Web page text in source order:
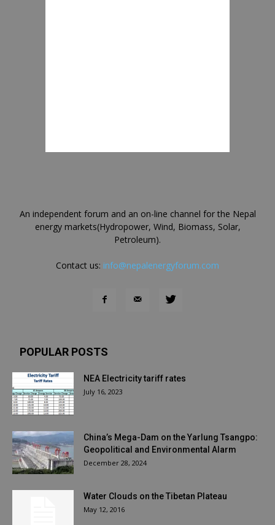
An independent forum and an on-line channel for the Nepal
energy markets(Hydropower, Wind, Biomass, Solar,
Petroleum).
Contact us: info@nepalenergyforum.com
POPULAR POSTS
NEA Electricity tariff rates
July 16, 2023
China’s Mega-Dam on the Yarlung Tsangpo:
Geopolitical and Environmental Alarm
December 28, 2024
Water Clouds on the Tibetan Plateau
May 12, 2016